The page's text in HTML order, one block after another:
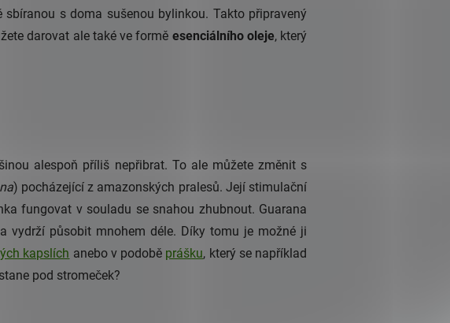
s doma sušenou bylinkou. Takto připravený
darovat ale také ve formě esenciálního oleje, který
alespoň příliš nepřibrat. To ale můžete změnit s
) pocházející z amazonských pralesů. Její stimulační
fungovat v souladu se snahou zhubnout. Guarana
vydrží působit mnohem déle. Díky tomu je možné ji
kapslích anebo v podobě prášku, který se například
pod stromeček?